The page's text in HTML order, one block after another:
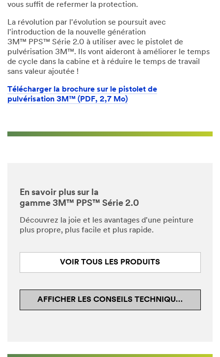
vous suffit de refermer la protection.
La révolution par l'évolution se poursuit avec
l'introduction de la nouvelle génération
3M™ PPS™ Série 2.0 à utiliser avec le pistolet de
pulvérisation 3M™. Ils vont aideront à améliorer le temps
de cycle dans la cabine et à réduire le temps de travail
sans valeur ajoutée !
Télécharger la brochure sur le pistolet de
pulvérisation 3M™ (PDF, 2,7 Mo)
En savoir plus sur la
gamme 3M™ PPS™ Série 2.0
Découvrez la joie et les avantages d'une peinture
plus propre, plus facile et plus rapide.
VOIR TOUS LES PRODUITS
AFFICHER LES CONSEILS TECHNIQUES